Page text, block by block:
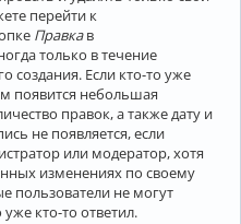
перейти к
Правкав
только в течение
создания. Если кто-то уже
появится небольшая
правок, а также дату и
не появляется, если
или модератор, хотя
изменениях по своему
пользователи не могут
кто-то ответил.